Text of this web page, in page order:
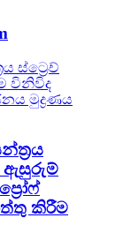
ඇසුරුම්
කිරීම